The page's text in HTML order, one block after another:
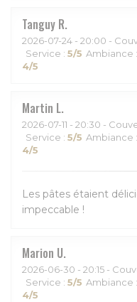
Tanguy R
2026-07-24 - 20:00 -
Service : 5/5 Ambiance :
4/5
Martin L
2026-07-11 - 20:30 -
Service : 5/5 Ambiance :
4/5
Les pâtes étaient
impeccable !
Marion U
2026-06-30 - 20:15 -
Service : 5/5 Ambiance :
4/5